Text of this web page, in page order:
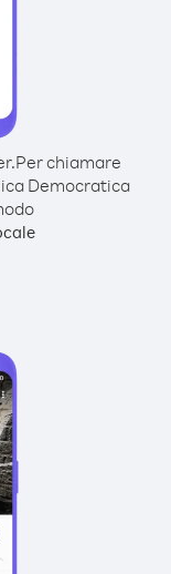
Per chiamare
Democratica